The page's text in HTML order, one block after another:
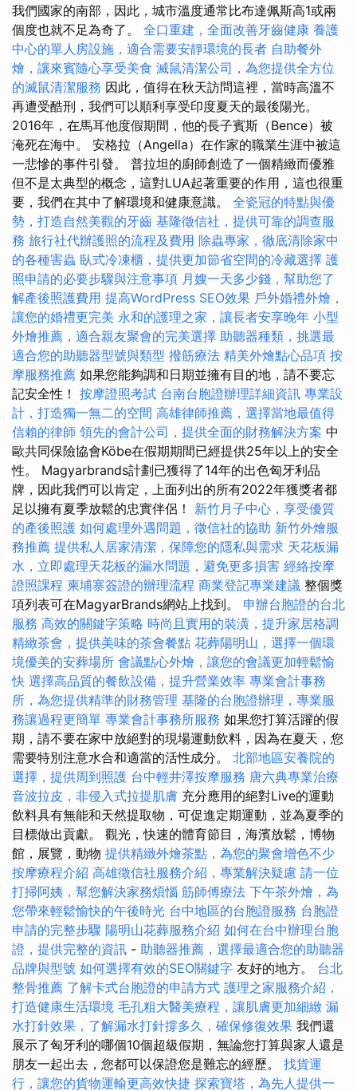
我們國家的南部，因此，城市溫度通常比布達佩斯高1或兩
個度也就不足為奇了。 全口重建，全面改善牙齒健康 養護
中心的單人房設施，適合需要安靜環境的長者 自助餐外
燴，讓來賓隨心享受美食 滅鼠清潔公司，為您提供全方位
的滅鼠清潔服務 因此，值得在秋天訪問這裡，當時高溫不
再遭受酷刑，我們可以順利享受印度夏天的最後陽光。
2016年，在馬耳他度假期間，他的長子賓斯（Bence）被
淹死在海中。 安格拉（Angella）在作家的職業生涯中被這
一悲慘的事件引發。 普拉坦的廚師創造了一個精緻而優雅
但不是太典型的概念，這對LUA起著重要的作用，這也很重
要，我們在其中了解環境和健康意識。 全瓷冠的特點與優
勢，打造自然美觀的牙齒 基隆徵信社，提供可靠的調查服
務 旅行社代辦護照的流程及費用 除蟲專家，徹底清除家中
的各種害蟲 臥式冷凍櫃，提供更加節省空間的冷藏選擇 護
照申請的必要步驟與注意事項 月嫂一天多少錢，幫助您了
解產後照護費用 提高WordPress SEO效果 戶外婚禮外燴，
讓您的婚禮更完美 永和的護理之家，讓長者安享晚年 小型
外燴推薦，適合親友聚會的完美選擇 助聽器種類，挑選最
適合您的助聽器型號與類型 撥筋療法 精美外燴點心品項 按
摩服務推薦 如果您能夠調和日期並擁有目的地，請不要忘
記安全性！ 按摩證照考試 台南台胞證辦理詳細資訊 專業設
計，打造獨一無二的空間 高雄律師推薦，選擇當地最值得
信賴的律師 領先的會計公司，提供全面的財務解決方案 中
歐共同保險協會Köbe在假期期間已經提供25年以上的安全
性。 Magyarbrands計劃已獲得了14年的出色匈牙利品
牌，因此我們可以肯定，上面列出的所有2022年獲獎者都
足以擁有夏季放鬆的忠實伴侶！ 新竹月子中心，享受優質
的產後照護 如何處理外遇問題，徵信社的協助 新竹外燴服
務推薦 提供私人居家清潔，保障您的隱私與需求 天花板漏
水，立即處理天花板的漏水問題，避免更多損害 經絡按摩
證照課程 柬埔寨簽證的辦理流程 商業登記專業建議 整個獎
項列表可在MagyarBrands網站上找到。 申辦台胞證的台北
服務 高效的關鍵字策略 時尚且實用的裝潢，提升家居格調
精緻茶會，提供美味的茶會餐點 花葬陽明山，選擇一個環
境優美的安葬場所 會議點心外燴，讓您的會議更加輕鬆愉
快 選擇高品質的餐飲設備，提升營業效率 專業會計事務
所，為您提供精準的財務管理 基隆的台胞證辦理，專業服
務讓過程更簡單 專業會計事務所服務 如果您打算活躍的假
期，請不要在家中放絕對的現場運動飲料，因為在夏天，您
需要特別注意水合和適當的活性成分。 北部地區安養院的
選擇，提供周到照護 台中輕井澤按摩服務 唐六典專業治療
音波拉皮，非侵入式拉提肌膚 充分應用的絕對Live的運動
飲料具有無能和天然提取物，可促進定期運動，並為夏季的
目標做出貢獻。 觀光，快速的體育節目，海濱放鬆，博物
館，展覽，動物 提供精緻外燴茶點，為您的聚會增色不少
按摩療程介紹 高雄徵信社服務介紹，專業解決疑慮 請一位
打掃阿姨，幫您解決家務煩惱 筋師傅療法 下午茶外燴，為
您帶來輕鬆愉快的午後時光 台中地區的台胞證服務 台胞證
申請的完整步驟 陽明山花葬服務介紹 如何在台中辦理台胞
證，提供完整的資訊 - 助聽器推薦，選擇最適合您的助聽器
品牌與型號 如何選擇有效的SEO關鍵字 友好的地方。 台北
整骨推薦 了解卡式台胞證的申請方式 護理之家服務介紹，
打造健康生活環境 毛孔粗大醫美療程，讓肌膚更加細緻 漏
水打針效果，了解漏水打針撐多久，確保修復效果 我們還
展示了匈牙利的哪個10個超級假期，無論您打算與家人還是
朋友一起出去，您都可以保證您是難忘的經歷。 找貨運
行，讓您的貨物運輸更高效快捷 探索寶塔，為先人提供一